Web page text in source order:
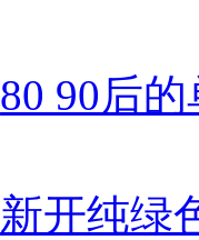
80 90后
新开纯绿